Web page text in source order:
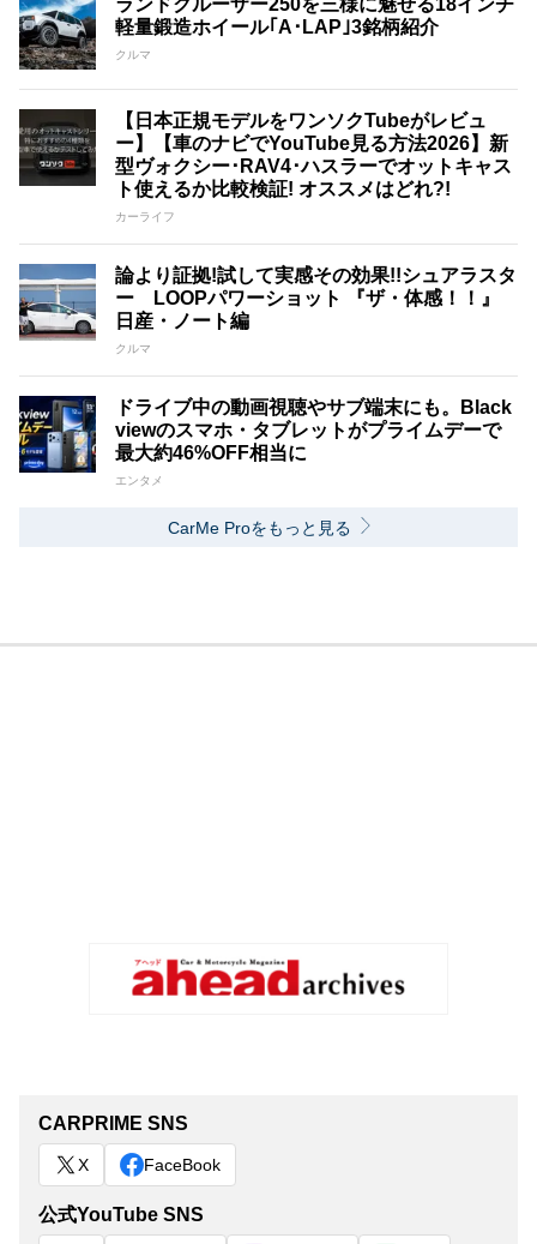
ランドクルーザー250を三様に魅せる18インチ
軽量鍛造ホイール｢A･LAP｣3銘柄紹介
クルマ
【日本正規モデルをワンソクTubeがレビュ
ー】【車のナビでYouTube見る方法2026】新
型ヴォクシー･RAV4･ハスラーでオットキャス
ト使えるか比較検証! オススメはどれ?!
カーライフ
論より証拠!試して実感その効果!!シュアラスタ
ー LOOPパワーショット 『ザ・体感！！』
日産・ノート編
クルマ
ドライブ中の動画視聴やサブ端末にも。Black
viewのスマホ・タブレットがプライムデーで
最大約46%OFF相当に
エンタメ
CarMe Proをもっと見る
CARPRIME SNS
X FaceBook
公式YouTube SNS